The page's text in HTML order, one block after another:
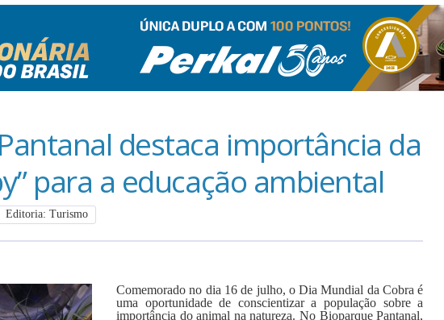
destaca importância da
para a educação ambiental
Editoria: Turismo
Comemorado no dia 16 de julho, o Dia Mundial da Cobra é
uma oportunidade de conscientizar a população sobre a
importância do animal na natureza. No Bioparque Pantanal,